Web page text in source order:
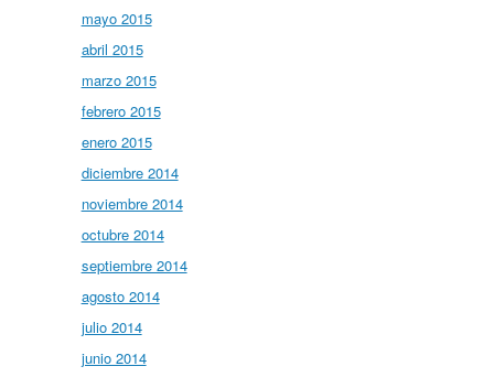
mayo 2015
abril 2015
marzo 2015
febrero 2015
enero 2015
diciembre 2014
noviembre 2014
octubre 2014
septiembre 2014
agosto 2014
julio 2014
junio 2014